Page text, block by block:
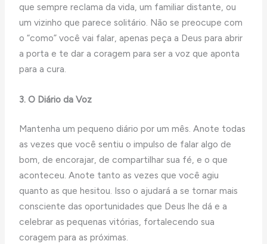
que sempre reclama da vida, um familiar distante, ou
um vizinho que parece solitário. Não se preocupe com
o “como” você vai falar, apenas peça a Deus para abrir
a porta e te dar a coragem para ser a voz que aponta
para a cura.
3. O Diário da Voz
Mantenha um pequeno diário por um mês. Anote todas
as vezes que você sentiu o impulso de falar algo de
bom, de encorajar, de compartilhar sua fé, e o que
aconteceu. Anote tanto as vezes que você agiu
quanto as que hesitou. Isso o ajudará a se tornar mais
consciente das oportunidades que Deus lhe dá e a
celebrar as pequenas vitórias, fortalecendo sua
coragem para as próximas.